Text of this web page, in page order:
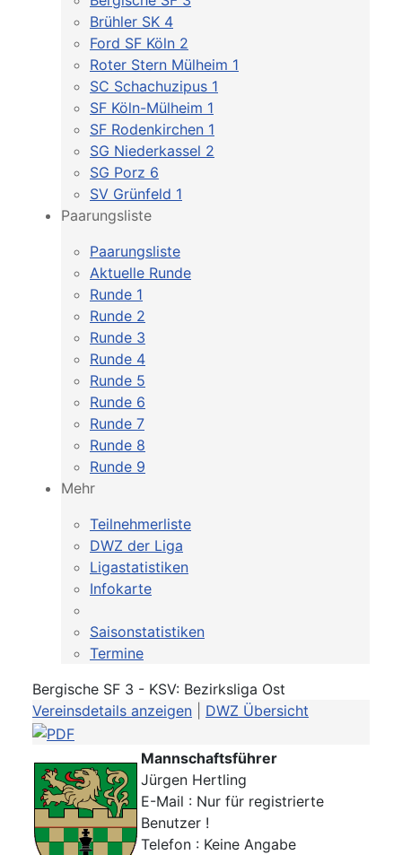
Brühler SK 4
Ford SF Köln 2
Roter Stern Mülheim 1
SC Schachuzipus 1
SF Köln-Mülheim 1
SF Rodenkirchen 1
SG Niederkassel 2
SG Porz 6
SV Grünfeld 1
Paarungsliste
Paarungsliste
Aktuelle Runde
Runde 1
Runde 2
Runde 3
Runde 4
Runde 5
Runde 6
Runde 7
Runde 8
Runde 9
Mehr
Teilnehmerliste
DWZ der Liga
Ligastatistiken
Infokarte
Saisonstatistiken
Termine
Bergische SF 3 - KSV: Bezirksliga Ost
Vereinsdetails anzeigen
DWZ Übersicht
Mannschaftsführer
Jürgen Hertling
E-Mail : Nur für registrierte
Benutzer !
Telefon : Keine Angabe